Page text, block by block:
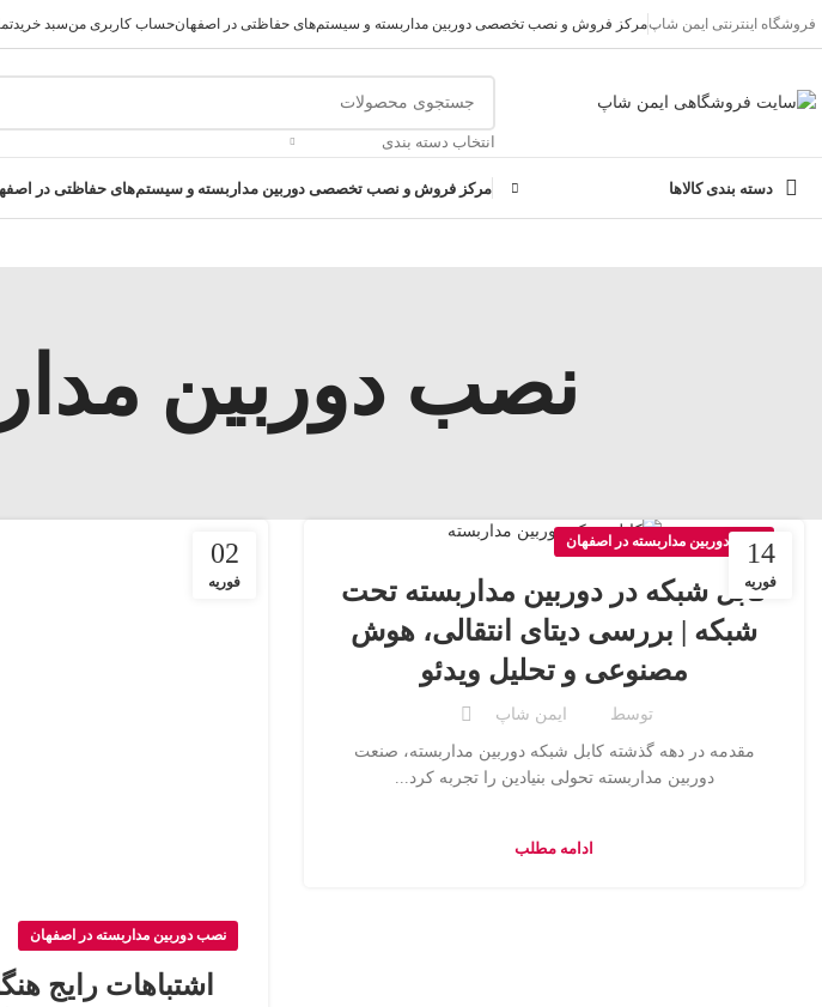
فروشگاه اینترنتی ایمن شاپمرکز فروش و نصب تخصصی دوربین مداربسته و سیستم‌های حفاظتی در اصفهانحساب کاربری منسبد خرید
انتخاب دسته بندی
دسته بندی کالاها مرکز فروش و نصب تخصصی دوربین مداربسته و سیستم‌های حفاظتی در
نصب دوربین
14
فوریه
نصب دوربین مداربسته در اصفهان
کابل شبکه در دوربین مداربسته تحت
شبکه | بررسی دیتای انتقالی، هوش
مصنوعی و تحلیل ویدئو
توسط ایمن شاپ
مقدمه در دهه گذشته کابل شبکه دوربین مداربسته، صنعت
دوربین مداربسته تحولی بنیادین را تجربه کرد...
ادامه مطلب
02
فوریه
نصب دوربین مداربسته در اصفهان
اشتباهات رایج
تمامی تخفیفات و قیمت های ایمن شاپ به روز می باشد وبا خیال راحت خرید کنید در صورت مشکل حتما با